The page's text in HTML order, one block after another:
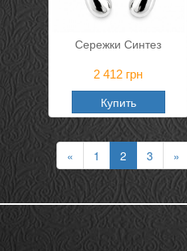
Сережки Синтез
2 412 грн
Купить
« 1 2 3 »